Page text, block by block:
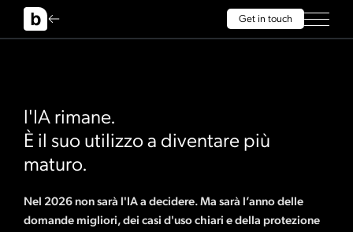
Get in touch
l'IA rimane.
È il suo utilizzo a diventare più
maturo.
Nel 2026 non sarà l'IA a decidere. Ma sarà l’anno delle
domande migliori, dei casi d'uso chiari e della protezione